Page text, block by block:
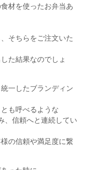
材を使ったお弁当あ
そちらをご注文いた
た結果なのでしょ
一したブランディン
も呼べるような
、信頼へと連続してい
の信頼や満足度に繋